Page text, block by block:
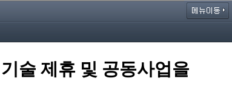
술 제휴 및 공동사업을